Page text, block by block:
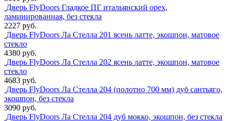
Дверь FlyDoors Гладкое ПГ итальянский орех,
ламинированная, без стекла
2227 руб.
Дверь FlyDoors Ла Стелла 201 ясень латте, экошпон, матовое
стекло
4380 руб.
Дверь FlyDoors Ла Стелла 202 ясень латте, экошпон, матовое
стекло
4683 руб.
Дверь FlyDoors Ла Стелла 204 (полотно 700 мм) дуб сантьяго,
экошпон, без стекла
3090 руб.
Дверь FlyDoors Ла Стелла 204 дуб мокко, экошпон, без стекла